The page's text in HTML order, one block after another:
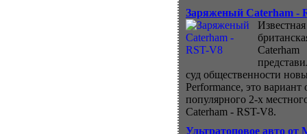
Заряженый Caterham -
Известная
Caterham
суд общественности
Performance, это вариант
популярного 2-х
Caterham - RST-V8.
Ультратоповое авто от